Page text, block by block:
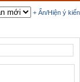
+ Ẩn/Hiện ý kiến